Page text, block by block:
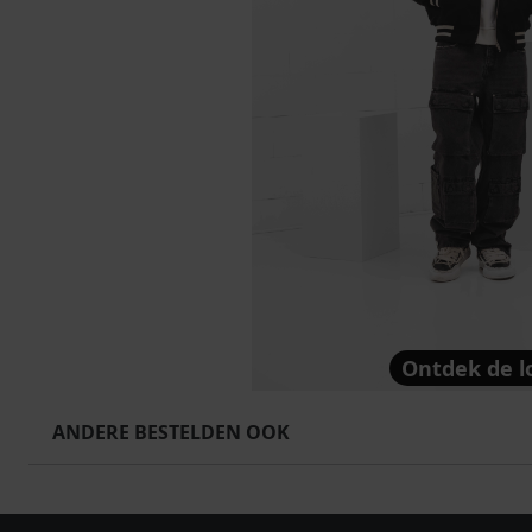
Ontdek de
ANDERE BESTELDEN OOK